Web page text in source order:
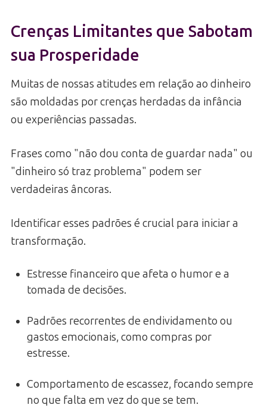
Crenças Limitantes que Sabotam
sua Prosperidade
Muitas de nossas atitudes em relação ao dinheiro
são moldadas por crenças herdadas da infância
ou experiências passadas.
Frases como "não dou conta de guardar nada" ou
"dinheiro só traz problema" podem ser
verdadeiras âncoras.
Identificar esses padrões é crucial para iniciar a
transformação.
Estresse financeiro que afeta o humor e a
tomada de decisões.
Padrões recorrentes de endividamento ou
gastos emocionais, como compras por
estresse.
Comportamento de escassez, focando sempre
no que falta em vez do que se tem.